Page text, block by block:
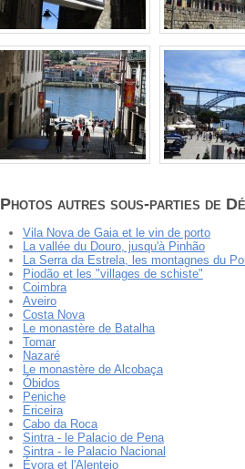
Photos autres sous-parties de
Vila Nova de Gaia et le vin de porto
La vallée du Douro, jusqu'à Pinhão
La Serra da Estrela, les montagnes du
Piodão et les "villages de schiste"
Coimbra
Aveiro
Costa Nova
Le monastère de Batalha
Tomar
Nazaré
Le monastère de Alcobaça
Óbidos
Peniche
Ericeira
Cabo da Roca
Sintra - le Palacio de Pena
Sintra - le Palacio Nacional
Évora et l'Alentejo